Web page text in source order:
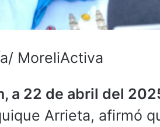
MoreliActiva
a 22 de abril del
Arrieta, afirmó